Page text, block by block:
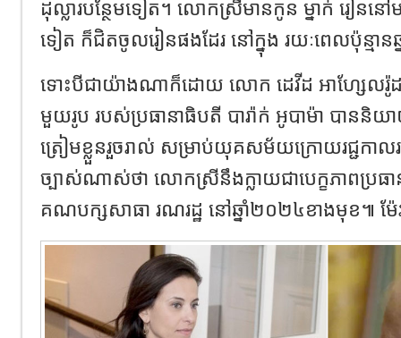
ដុល្លារបន្ថែមទៀត។ លោកស្រីមានកូន ម្នាក់ រៀនន
ទៀត ក៏ជិតចូលរៀនផងដែរ នៅក្នុង រយៈពេលប៉ុន្មានឆ្
ទោះបីជាយ៉ាងណាក៏ដោយ លោក ដេវីដ អាហ្សែលរ៉ូដ
មួយរូប របស់ប្រធានាធិបតី បារ៉ាក់ អូបាម៉ា បាន
ត្រៀមខ្លួនរួចរាល់ សម្រាប់យុគសម័យក្រោយរជ្ជកា
ច្បាស់ណាស់ថា លោកស្រីនឹងក្លាយជាបេក្ខភាពប្រធ
គណបក្សសាធា រណរដ្ឋ នៅឆ្នាំ២០២៤ខាងមុខ៕ ម៉